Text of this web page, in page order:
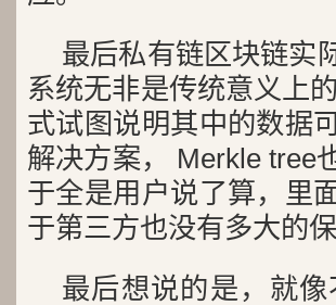
最后私有链区块链实
系统无非是传统意义上
式试图说明其中的数据
解决方案， Merkle tree
于全是用户说了算，里
于第三方也没有多大的保
最后想说的是，就